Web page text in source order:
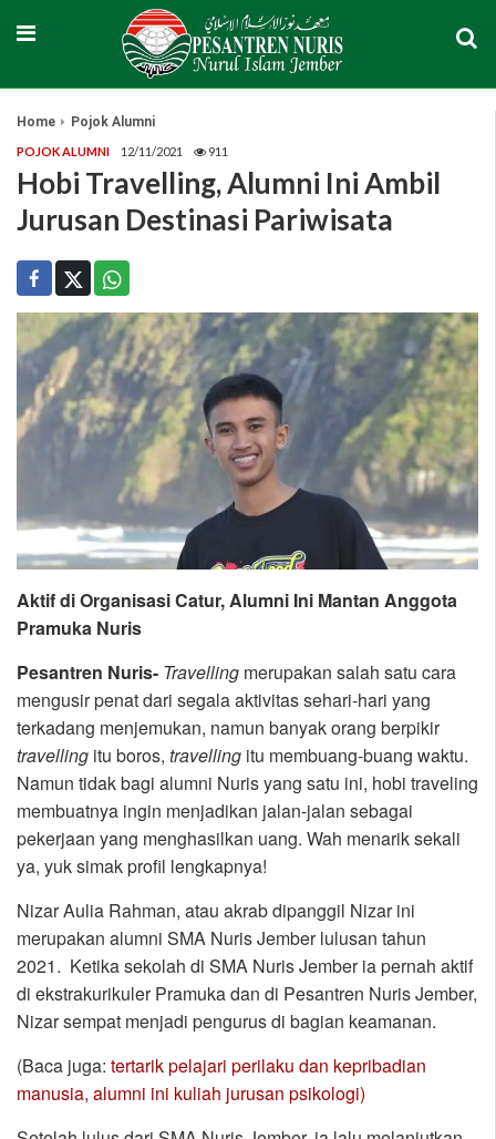
Home Pojok Alumni
POJOK ALUMNI 12/11/2021 911
Hobi Travelling, Alumni Ini Ambil
Jurusan Destinasi Pariwisata
Aktif di Organisasi Catur, Alumni Ini Mantan Anggota
Pramuka Nuris
Pesantren Nuris- Travelling merupakan salah satu cara
mengusir penat dari segala aktivitas sehari-hari yang
terkadang menjemukan, namun banyak orang berpikir
travelling itu boros, travelling itu membuang-buang waktu.
Namun tidak bagi alumni Nuris yang satu ini, hobi traveling
membuatnya ingin menjadikan jalan-jalan sebagai
pekerjaan yang menghasilkan uang. Wah menarik sekali
ya, yuk simak profil lengkapnya!
Nizar Aulia Rahman, atau akrab dipanggil Nizar ini
merupakan alumni SMA Nuris Jember lulusan tahun
2021. Ketika sekolah di SMA Nuris Jember ia pernah aktif
di ekstrakurikuler Pramuka dan di Pesantren Nuris Jember,
Nizar sempat menjadi pengurus di bagian keamanan.
(Baca juga: tertarik pelajari perilaku dan kepribadian
manusia, alumni ini kuliah jurusan psikologi)